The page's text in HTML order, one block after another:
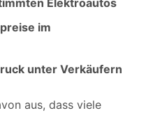
im
unter Verkäufern
aus, dass viele